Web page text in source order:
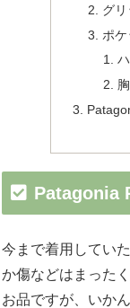
グリ
ポケ
Patagonia
今まで着用してい
か傷などはまった
お品ですが、いか